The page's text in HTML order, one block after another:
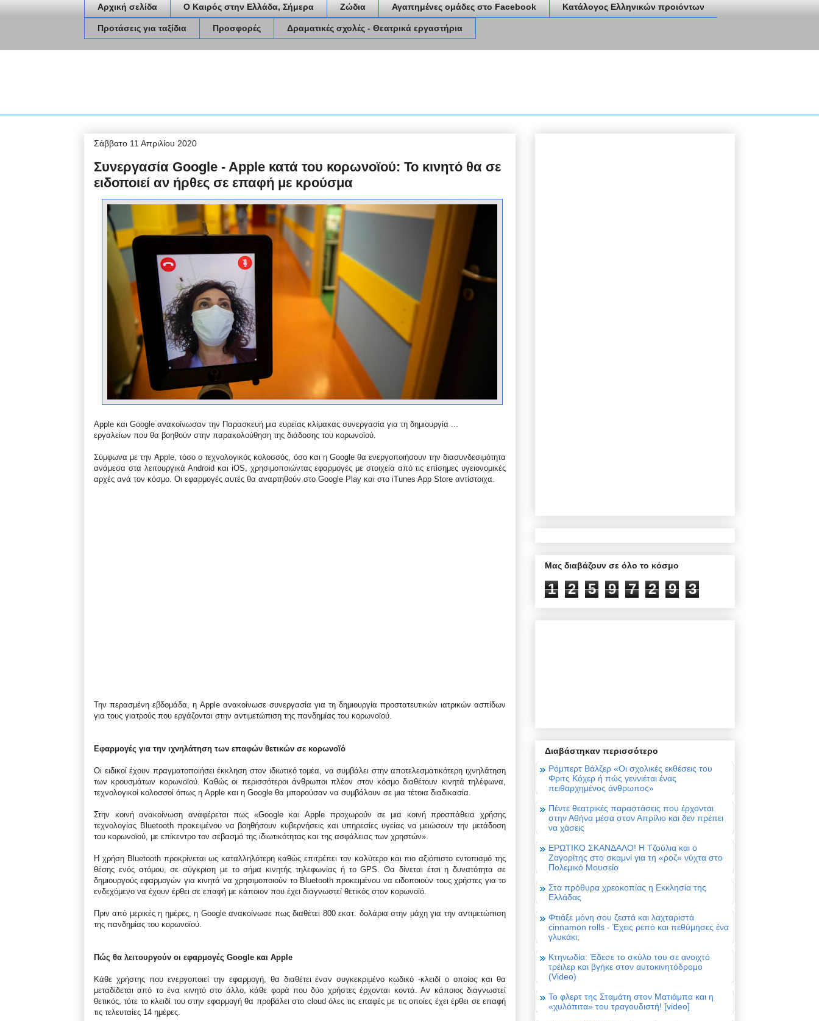
Αρχική σελίδα Ο Καιρός στην Ελλάδα, Σήμερα Ζώδια Αγαπημένες ομάδες στο Facebook Κατάλογος Ελληνικών προιόντων
Προτάσεις για ταξίδια Προσφορές Δραματικές σχολές - Θεατρικά εργαστήρια
Σάββατο 11 Απριλίου 2020
Συνεργασία Google - Apple κατά του κορωνοϊού: Το κινητό θα σε
ειδοποιεί αν ήρθες σε επαφή με κρούσμα
Apple και Google ανακοίνωσαν την Παρασκευή μια ευρείας κλίμακας συνεργασία για τη δημιουργία ...
εργαλείων που θα βοηθούν στην παρακολούθηση της διάδοσης του κορωνοϊού.
Σύμφωνα με την Apple, τόσο ο τεχνολογικός κολοσσός, όσο και η Google θα ενεργοποιήσουν την διασυνδεσιμότητα
ανάμεσα στα λειτουργικά Android και iOS, χρησιμοποιώντας εφαρμογές με στοιχεία από τις επίσημες υγειονομικές
αρχές ανά τον κόσμο. Οι εφαρμογές αυτές θα αναρτηθούν στο Google Play και στο iTunes App Store αντίστοιχα.
Την περασμένη εβδομάδα, η Apple ανακοίνωσε συνεργασία για τη δημιουργία προστατευτικών ιατρικών ασπίδων
για τους γιατρούς που εργάζονται στην αντιμετώπιση της πανδημίας του κορωνοϊού.
Εφαρμογές για την ιχνηλάτηση των επαφών θετικών σε κορωνοϊό
Οι ειδικοί έχουν πραγματοποιήσει έκκληση στον ιδιωτικό τομέα, να συμβάλει στην αποτελεσματικότερη ιχνηλάτηση
των κρουσμάτων κορωνοϊού. Καθώς οι περισσότεροι άνθρωποι πλέον στον κόσμο διαθέτουν κινητά τηλέφωνα,
τεχνολογικοί κολοσσοί όπως η Apple και η Google θα μπορούσαν να συμβάλουν σε μια τέτοια διαδικασία.
Στην κοινή ανακοίνωση αναφέρεται πως «Google και Apple προχωρούν σε μια κοινή προσπάθεια χρήσης
τεχνολογίας Bluetooth προκειμένου να βοηθήσουν κυβερνήσεις και υπηρεσίες υγείας να μειώσουν την μετάδοση
του κορωνοϊού, με επίκεντρο τον σεβασμό της ιδιωτικότητας και της ασφάλειας των χρηστών».
Η χρήση Bluetooth προκρίνεται ως καταλληλότερη καθώς επιτρέπει τον καλύτερο και πιο αξιόπιστο εντοπισμό της
θέσης ενός ατόμου, σε σύγκριση με το σήμα κινητής τηλεφωνίας ή το GPS. Θα δίνεται έτσι η δυνατότητα σε
δημιουργούς εφαρμογών για κινητά να χρησιμοποιούν το Bluetooth προκειμένου να ειδοποιούν τους χρήστες για το
ενδεχόμενο να έχουν έρθει σε επαφή με κάποιον που έχει διαγνωστεί θετικός στον κορωνοϊό.
Πριν από μερικές η ημέρες, η Google ανακοίνωσε πως διαθέτει 800 εκατ. δολάρια στην μάχη για την αντιμετώπιση
της πανδημίας του κορωνοϊού.
Πώς θα λειτουργούν οι εφαρμογές Google και Apple
Κάθε χρήστης που ενεργοποιεί την εφαρμογή, θα διαθέτει έναν συγκεκριμένο κωδικό -κλειδί ο οποίος και θα
μεταδίδεται από το ένα κινητό στο άλλο, κάθε φορά που δύο χρήστες έρχονται κοντά. Αν κάποιος διαγνωστεί
θετικός, τότε το κλειδί του στην εφαρμογή θα προβάλει στο cloud όλες τις επαφές με τις οποίες έχει έρθει σε επαφή
τις τελευταίες 14 ημέρες.
Μας διαβάζουν σε όλο το κόσμο
1 2 5 9 7 2 9 3
Διαβάστηκαν περισσότερο
Ρόμπερτ Βάλζερ «Οι σχολικές εκθέσεις του
Φριτς Κόχερ ή πώς γεννιέται ένας
πειθαρχημένος άνθρωπος»
Πέντε θεατρικές παραστάσεις που έρχονται
στην Αθήνα μέσα στον Απρίλιο και δεν πρέπει
να χάσεις
ΕΡΩΤΙΚΟ ΣΚΑΝΔΑΛΟ! Η Τζούλια και ο
Ζαγορίτης στο σκαμνί για τη «ροζ» νύχτα στο
Πολεμικό Μουσείο
Στα πρόθυρα χρεοκοπίας η Εκκλησία της
Ελλάδας
Φτιάξε μόνη σου ζεστά και λαχταριστά
cinnamon rolls - Έχεις ρεπό και πεθύμησες ένα
γλυκάκι;
Κτηνωδία: Έδεσε το σκύλο του σε ανοιχτό
τρέιλερ και βγήκε στον αυτοκινητόδρομο
(Video)
Το φλερτ της Σταμάτη στον Ματιάμπα και η
«χυλόπιτα» του τραγουδιστή! [video]